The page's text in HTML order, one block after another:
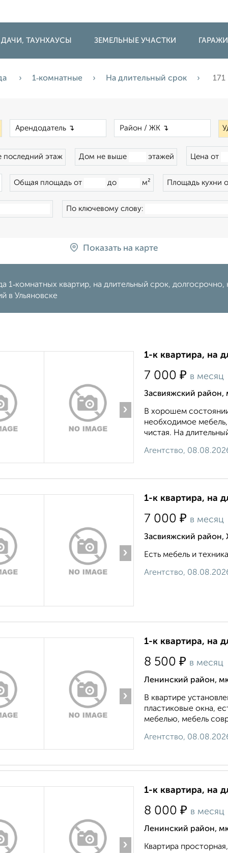
ТАУНХАУСЫ ЗЕМЕЛЬНЫЕ УЧАСТКИ
1‑комнатные На длительный срок 171
этаж Дом не выше этажей Цена от
Общая площадь от до м² Площадь кухни
По ключевому слову:
Показать на карте
1‑комнатных квартир, на длительный срок,
в Ульяновске
›
1-к квартира, на
7 000 ₽ в месяц
Засвияжский район,
В хорошем
необходимое
чистая. На
Агентство,
›
1-к квартира, на
7 000 ₽ в месяц
Засвияжский район,
Есть мебель и
Агентство,
›
1-к квартира, на
8 500 ₽ в месяц
Ленинский район,
В квартире
пластиковые окна,
мебелью, мебель
Агентство,
›
1-к квартира, на
8 000 ₽ в месяц
Ленинский район,
Квартира